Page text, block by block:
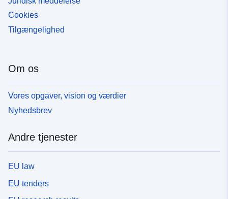
Cookies
Tilgængelighed
Om os
Vores opgaver, vision og værdier
Nyhedsbrev
Andre tjenester
EU law
EU tenders